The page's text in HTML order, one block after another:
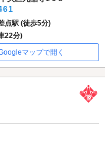
点駅 (徒歩5分)
22分)
マップで開く